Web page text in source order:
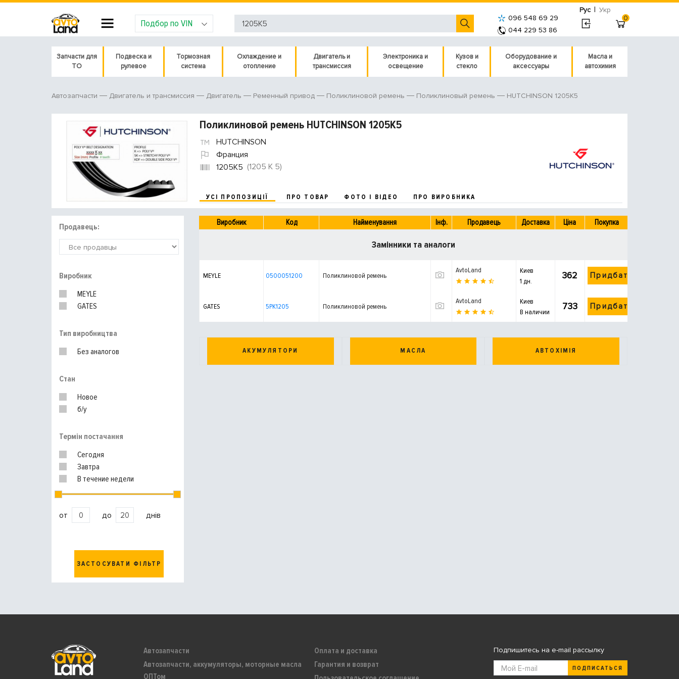
Рус | Укр
Подбор по VIN
096 548 69 29
044 229 53 86
0
Запчасти для
ТО
Подвеска и
рулевое
Тормозная
система
Охлаждение и
отопление
Двигатель и
трансмиссия
Электроника и
освещение
Кузов и
стекло
Оборудование и
аксессуары
Масла и
автохимия
Автозапчасти Двигатель и трансмиссия Двигатель Ременный привод Поликлиновой ремень Поликлиновый ремень HUTCHINSON 1205K5
Поликлиновой ремень HUTCHINSON 1205K5
HUTCHINSON
Франция
1205K5 (1205 K 5)
УСІ ПРОПОЗИЦІЇ ПРО ТОВАР ФОТО І ВІДЕО ПРО ВИРОБНИКА
Продавець:
Виробник
MEYLE
GATES
Тип виробництва
Без аналогов
Стан
Новое
б/у
Термін постачання
Сегодня
Завтра
В течение недели
от до днів
ЗАСТОСУВАТИ ФІЛЬТР
Виробник Код Найменування Інф. Продавець Доставка Ціна Покупка
Замінники та аналоги
MEYLE 0500051200 Поликлиновой ремень
AvtoLand
Киев
1 дн.
362 Придбати
GATES 5PK1205 Поликлиновой ремень
AvtoLand
Киев
В наличии
733 Придбати
АКУМУЛЯТОРИ МАСЛА АВТОХІМІЯ
Автозапчасти
Автозапчасти, аккумуляторы, моторные масла
ОПТом
Оплата и доставка
Гарантия и возврат
Подпишитесь на e-mail рассылку
ПОДПИСАТЬСЯ